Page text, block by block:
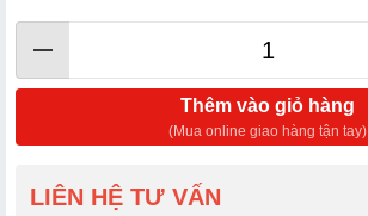
Thêm vào giỏ hàng
(Mua online giao hàng tận tay)
LIÊN HỆ TƯ VẤN